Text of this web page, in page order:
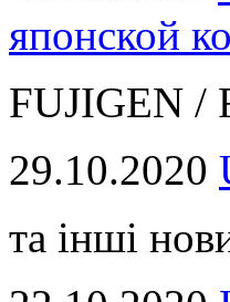
японской
FUJIGEN /
29.10.2020
та інші